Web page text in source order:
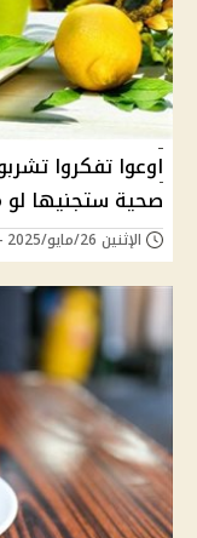
صحية ستجنيها
الإثنين 26/مايو/2025 - 07:00 ص